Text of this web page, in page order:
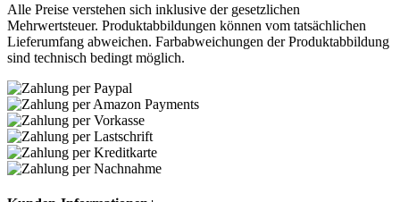
Alle Preise verstehen sich inklusive der gesetzlichen
Mehrwertsteuer. Produktabbildungen können vom tatsächlichen
Lieferumfang abweichen. Farbabweichungen der Produktabbildung
sind technisch bedingt möglich.